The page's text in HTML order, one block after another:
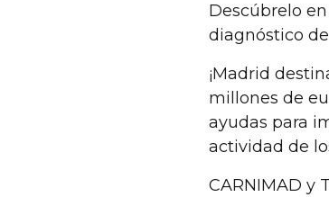
Descúbrelo
diagnóstico
¡Madrid
millones de
ayudas para
actividad de
CARNIMAD y